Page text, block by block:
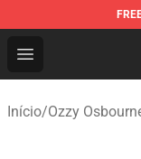
Open menu
Ozzy
Início/Ozzy